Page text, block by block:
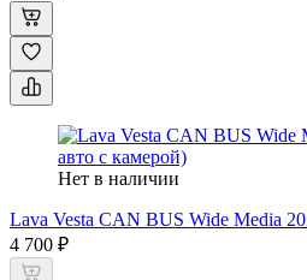
Нет в наличии
Lava Vesta CAN BUS Wide Media
4 700 ₽